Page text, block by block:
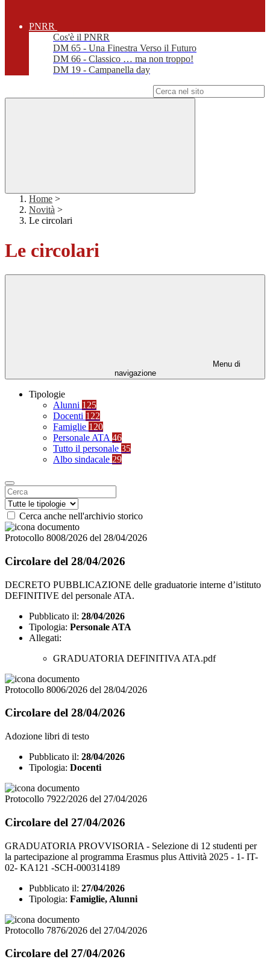
PNRR
Cos'è il PNRR
DM 65 - Una Finestra Verso il Futuro
DM 66 - Classico … ma non troppo!
DM 19 - Campanella day
Home >
Novità >
Le circolari
Le circolari
Menu di
navigazione
Tipologie
Alunni 125
Docenti 122
Famiglie 120
Personale ATA 46
Tutto il personale 35
Albo sindacale 29
Cerca anche nell'archivio storico
Protocollo 8008/2026 del 28/04/2026
Circolare del 28/04/2026
DECRETO PUBBLICAZIONE delle graduatorie interne d’istituto
DEFINITIVE del personale ATA.
Pubblicato il: 28/04/2026
Tipologia: Personale ATA
Allegati:
GRADUATORIA DEFINITIVA ATA.pdf
Protocollo 8006/2026 del 28/04/2026
Circolare del 28/04/2026
Adozione libri di testo
Pubblicato il: 28/04/2026
Tipologia: Docenti
Protocollo 7922/2026 del 27/04/2026
Circolare del 27/04/2026
GRADUATORIA PROVVISORIA - Selezione di 12 studenti per
la partecipazione al programma Erasmus plus Attività 2025 - 1- IT-
02- KA121 -SCH-000314189
Pubblicato il: 27/04/2026
Tipologia: Famiglie, Alunni
Protocollo 7876/2026 del 27/04/2026
Circolare del 27/04/2026